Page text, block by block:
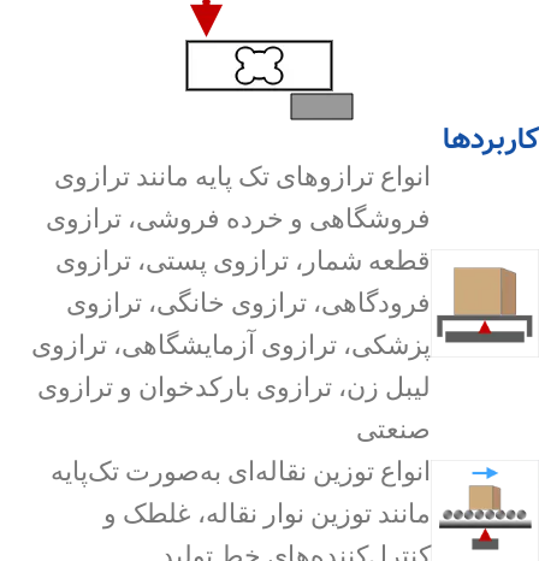
کاربردها
انواع ترازوهای تک پایه مانند ترازوی
فروشگاهی و خرده فروشی، ترازوی
قطعه شمار، ترازوی پستی، ترازوی
فرودگاهی، ترازوی خانگی، ترازوی
پزشکی، ترازوی آزمایشگاهی، ترازوی
لیبل زن، ترازوی بارکدخوان و ترازوی
صنعتی
انواع توزین نقاله‌ای به‌صورت تک‌پایه
مانند توزین نوار نقاله، غلطک و